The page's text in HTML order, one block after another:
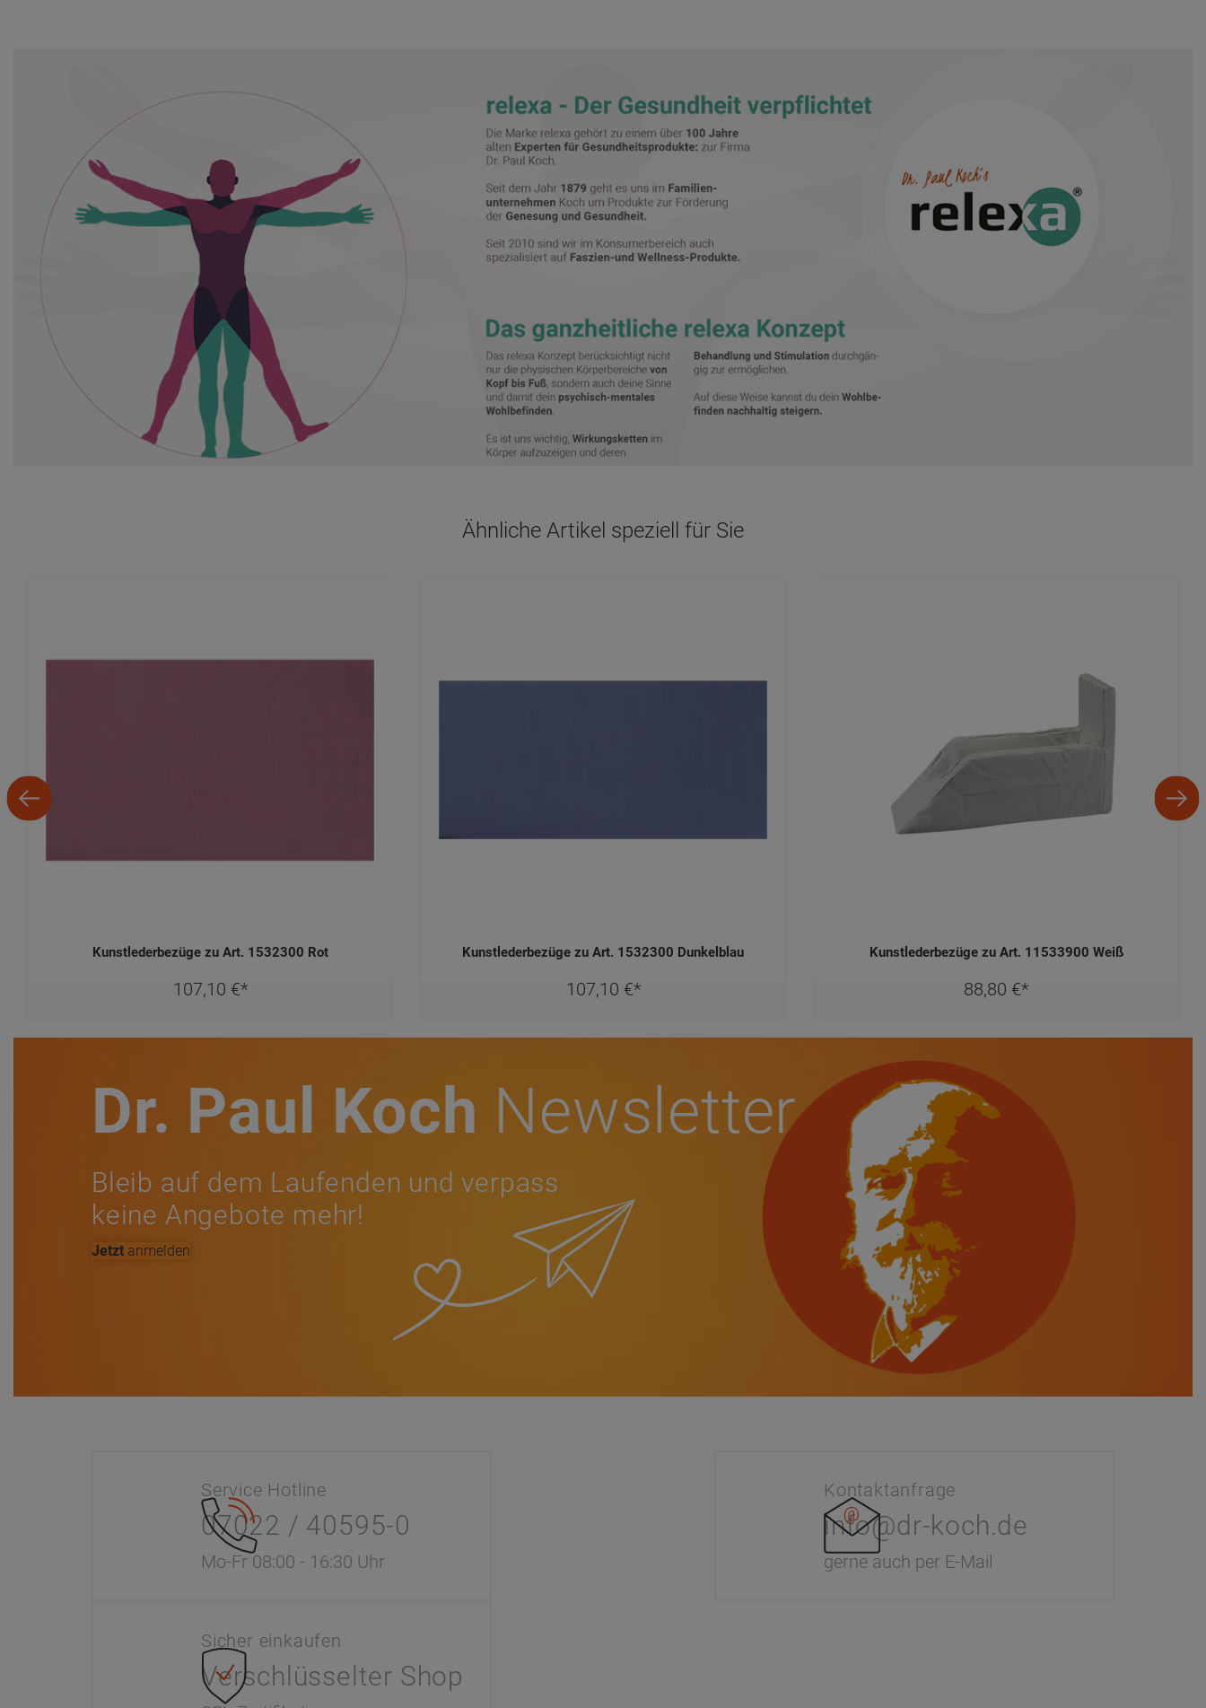
Ähnliche Artikel speziell für Sie
Kunstlederbezüge zu Art. 1532300 Rot
107,10 €*
Kunstlederbezüge zu Art. 1532300 Dunkelblau
107,10 €*
Kunstlederbezüge zu Art. 11533900 Weiß
88,80 €*
Dr. Paul Koch Newsletter
Bleib auf dem Laufenden und verpass
keine Angebote mehr!
Jetzt anmelden
Service Hotline
07022 / 40595-0
Mo-Fr 08:00 - 16:30 Uhr
Kontaktanfrage
info@dr-koch.de
gerne auch per E-Mail
Sicher einkaufen
Verschlüsselter Shop